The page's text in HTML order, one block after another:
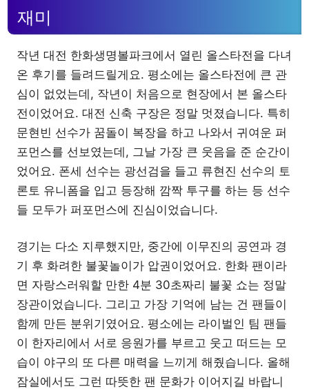
재미
작년 대전 한화생명볼파크에서 열린 올스타전을 다녀
온 후기를 들려드릴게요. 평소에는 올스타전에 큰 관
심이 없었는데, 작년이 처음으로 현장에서 본 올스타
전이었어요. 대전 신축 구장은 정말 멋졌습니다. 특히
문현빈 선수가 꿈돌이 복장을 하고 나와서 귀여운 퍼
포먼스를 선보였는데, 그날 가장 큰 웃음을 준 순간이
었어요. 폰세 선수는 광선검을 들고 류현진 선수의 토
론토 유니폼을 입고 등장해 깜짝 투구를 하는 등 선수
들 모두가 퍼포먼스에 진심이었습니다.
경기는 다소 지루했지만, 중간에 이무진의 공연과 경
기 후 화려한 불꽃놀이가 압권이었어요. 한화 팬이라
면 자랑스러워할 만한 4분 30초짜리 불꽃 쇼는 정말
장관이었습니다. 그리고 가장 기억에 남는 건 팬들이
함께 만든 분위기였어요. 평소에는 라이벌인 팀 팬들
이 한자리에서 서로 응원가를 부르고 웃고 떠드는 모
습이 야구의 또 다른 매력을 느끼게 해줬습니다. 올해
잠실에서도 그런 따뜻한 팬 문화가 이어지길 바랍니